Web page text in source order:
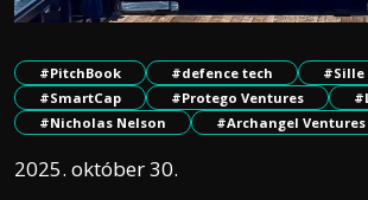
#PitchBook #defence tech
#Sille
#SmartCap
#Protego Ventures
#Nicholas Nelson
#Archangel Ventures
2025. október 30.